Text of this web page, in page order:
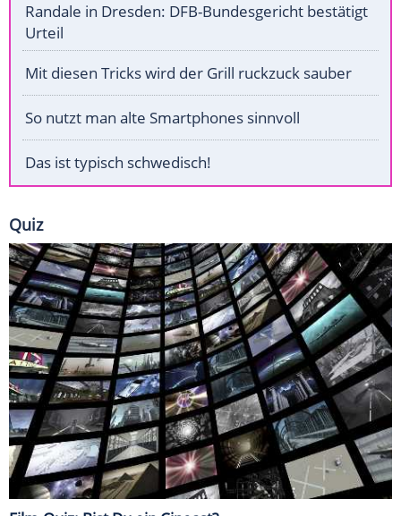
Randale in Dresden: DFB-Bundesgericht bestätigt
Urteil
Mit diesen Tricks wird der Grill ruckzuck sauber
So nutzt man alte Smartphones sinnvoll
Das ist typisch schwedisch!
Quiz